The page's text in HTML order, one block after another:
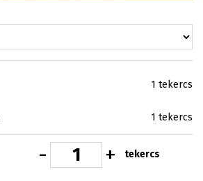
1 tekercs
1 tekercs
- + tekercs